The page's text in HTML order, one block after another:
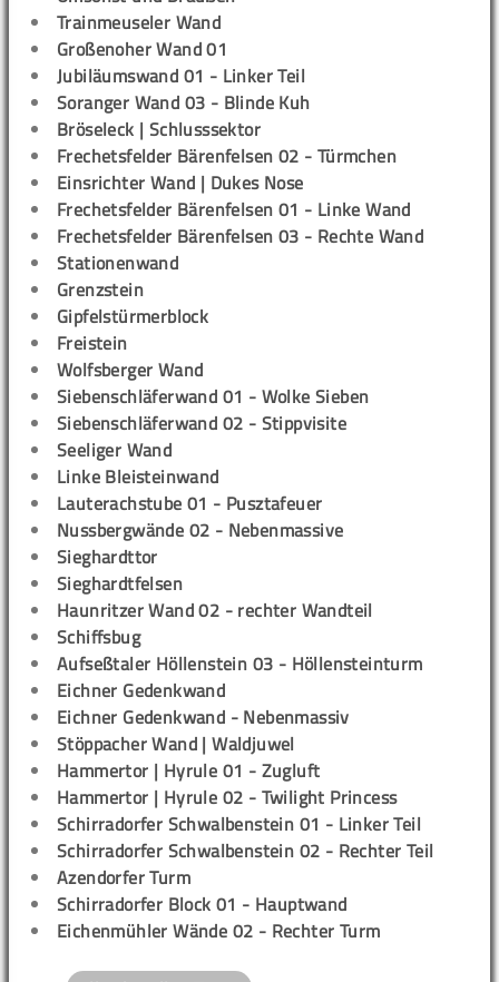
Trainmeuseler Wand
Großenoher Wand 01
Jubiläumswand 01 - Linker Teil
Soranger Wand 03 - Blinde Kuh
Bröseleck | Schlusssektor
Frechetsfelder Bärenfelsen 02 - Türmchen
Einsrichter Wand | Dukes Nose
Frechetsfelder Bärenfelsen 01 - Linke Wand
Frechetsfelder Bärenfelsen 03 - Rechte Wand
Stationenwand
Grenzstein
Gipfelstürmerblock
Freistein
Wolfsberger Wand
Siebenschläferwand 01 - Wolke Sieben
Siebenschläferwand 02 - Stippvisite
Seeliger Wand
Linke Bleisteinwand
Lauterachstube 01 - Pusztafeuer
Nussbergwände 02 - Nebenmassive
Sieghardttor
Sieghardtfelsen
Haunritzer Wand 02 - rechter Wandteil
Schiffsbug
Aufseßtaler Höllenstein 03 - Höllensteinturm
Eichner Gedenkwand
Eichner Gedenkwand - Nebenmassiv
Stöppacher Wand | Waldjuwel
Hammertor | Hyrule 01 - Zugluft
Hammertor | Hyrule 02 - Twilight Princess
Schirradorfer Schwalbenstein 01 - Linker Teil
Schirradorfer Schwalbenstein 02 - Rechter Teil
Azendorfer Turm
Schirradorfer Block 01 - Hauptwand
Eichenmühler Wände 02 - Rechter Turm